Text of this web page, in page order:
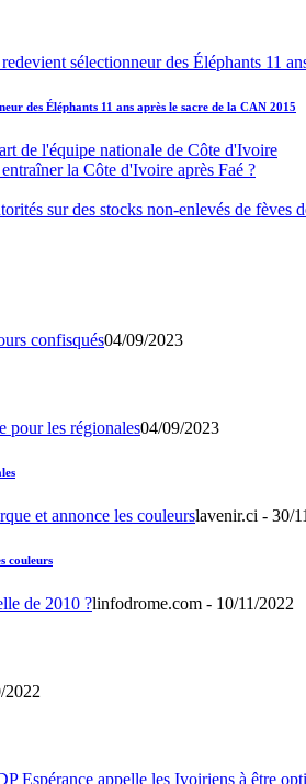
des Éléphants 11 ans après le sacre de la CAN 2015
de l'équipe nationale de Côte d'Ivoire
la Côte d'Ivoire après Faé ?
sur des stocks non-enlevés de fèves
04/09/2023
04/09/2023
lavenir.ci - 30/
couleurs
linfodrome.com - 10/11/2022
2022